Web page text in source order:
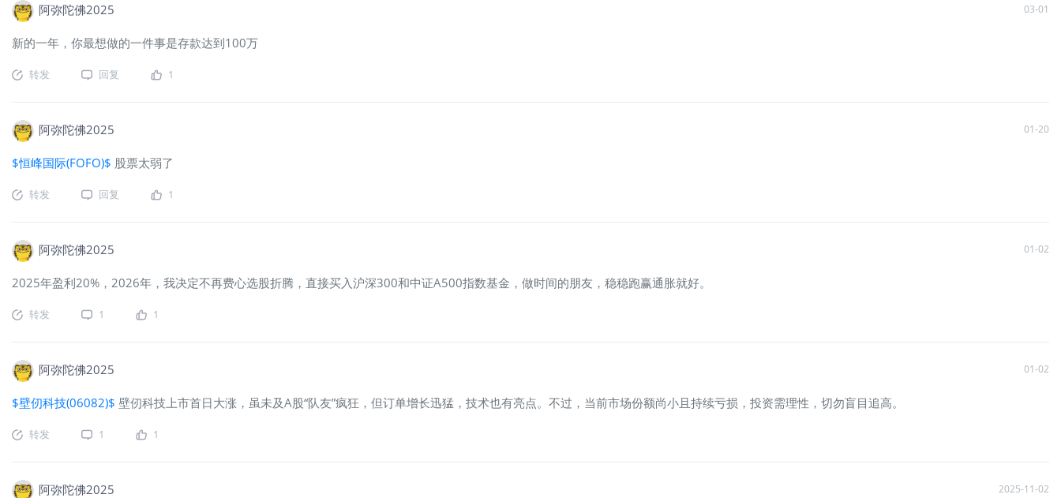
阿弥陀佛2025 03-01
新的一年，你最想做的一件事是存款达到100万
转发 回复 1
阿弥陀佛2025 01-20
$恒峰国际(FOFO)$ 股票太弱了
转发 回复 1
阿弥陀佛2025 01-02
2025年盈利20%，2026年，我决定不再费心选股折腾，直接买入沪深300和中证A500指数基金，做时间的朋友，稳稳跑赢通胀就好。
转发 1 1
阿弥陀佛2025 01-02
$壁仞科技(06082)$ 壁仞科技上市首日大涨，虽未及A股“队友”疯狂，但订单增长迅猛，技术也有亮点。不过，当前市场份额尚小且持续亏损，投资需理性，切勿盲目追高。
转发 1 1
阿弥陀佛2025 2025-11-02